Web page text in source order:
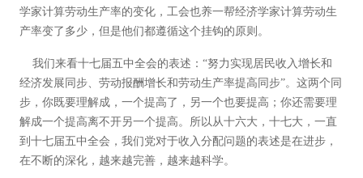
学家计算劳动生产率的变化，工会也养一帮经济学家计算劳动生
产率变了多少，但是他们都遵循这个挂钩的原则。
我们来看十七届五中全会的表述：“努力实现居民收入增长和
经济发展同步、劳动报酬增长和劳动生产率提高同步”。这两个同
步，你既要理解成，一个提高了，另一个也要提高；你还需要理
解成一个提高离不开另一个提高。所以从十六大，十七大，一直
到十七届五中全会，我们党对于收入分配问题的表述是在进步，
在不断的深化，越来越完善，越来越科学。